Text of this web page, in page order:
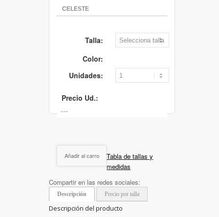
Talla:
Color:
Unidades:
Precio Ud.:
Añadir al carro
Tabla de tallas y
medidas
Compartir en las redes sociales:
Descripción Precio por talla
Descripción del producto